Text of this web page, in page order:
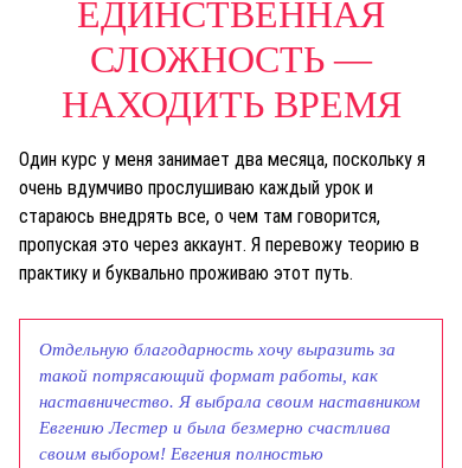
ЕДИНСТВЕННАЯ
СЛОЖНОСТЬ —
НАХОДИТЬ ВРЕМЯ
Один курс у меня занимает два месяца, поскольку я
очень вдумчиво прослушиваю каждый урок и
стараюсь внедрять все, о чем там говорится,
пропуская это через аккаунт. Я перевожу теорию в
практику и буквально проживаю этот путь.
Отдельную благодарность хочу выразить за
такой потрясающий формат работы, как
наставничество. Я выбрала своим наставником
Евгению Лестер и была безмерно счастлива
своим выбором! Евгения полностью